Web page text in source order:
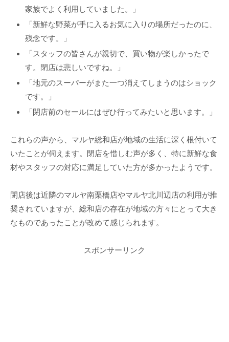
家族でよく利用していました。」
「新鮮な野菜が手に入るお気に入りの場所だったのに、
残念です。」
「スタッフの皆さんが親切で、買い物が楽しかったで
す。閉店は悲しいですね。」
「地元のスーパーがまた一つ消えてしまうのはショック
です。」
「閉店前のセールにはぜひ行ってみたいと思います。」
これらの声から、マルヤ総和店が地域の生活に深く根付いて
いたことが伺えます。閉店を惜しむ声が多く、特に新鮮な食
材やスタッフの対応に満足していた方が多かったようです。
閉店後は近隣のマルヤ南栗橋店やマルヤ北川辺店の利用が推
奨されていますが、総和店の存在が地域の方々にとって大き
なものであったことが改めて感じられます。
スポンサーリンク